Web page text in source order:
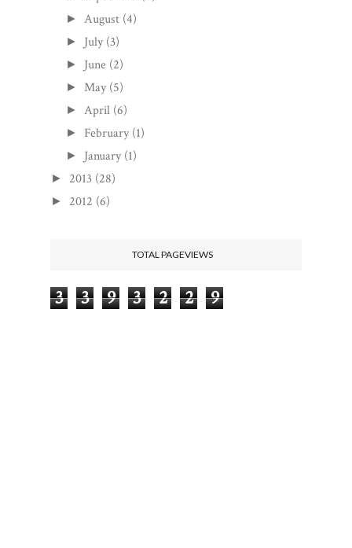
► August (4)
► July (3)
► June (2)
► May (5)
► April (6)
► February (1)
► January (1)
► 2013 (28)
► 2012 (6)
TOTAL PAGEVIEWS
3 3 9 3 2 2 9